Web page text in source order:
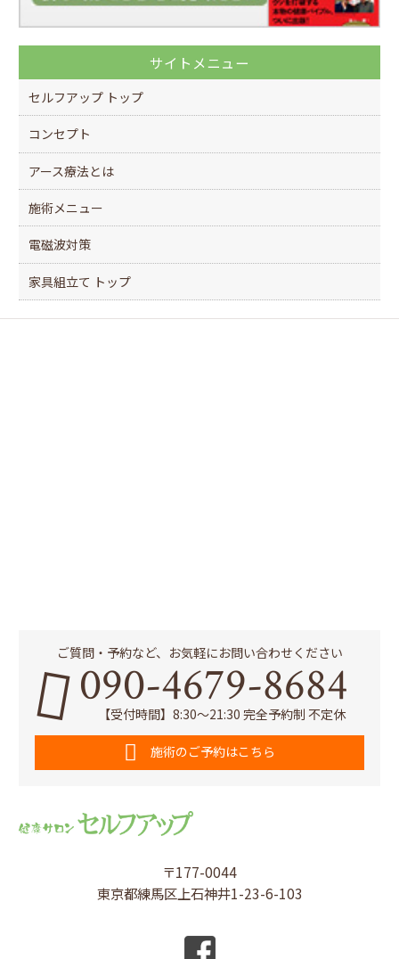
サイトメニュー
セルフアップ トップ
コンセプト
アース療法とは
施術メニュー
電磁波対策
家具組立て トップ
〒177-0044
東京都練馬区上石神井1-23-6-103
ご質問・予約など、お気軽にお問い合わせください
090-4679-8684
【受付時間】8:30～21:30 完全予約制 不定休
施術のご予約はこちら